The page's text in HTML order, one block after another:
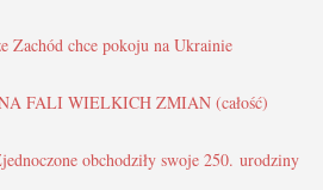
Zachód chce pokoju na Ukrainie
FALI WIELKICH ZMIAN (całość)
obchodziły swoje 250. urodziny